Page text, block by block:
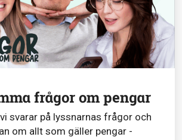
frågor om pengar
svarar på lyssnarnas frågor och
om allt som gäller pengar -